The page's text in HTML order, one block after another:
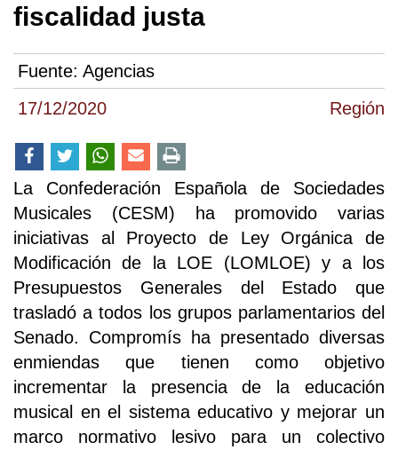
17/12/2020 Región
fiscalidad justa
Fuente: Agencias
La Confederación Española de Sociedades
Musicales (CESM) ha promovido varias
iniciativas al Proyecto de Ley Orgánica de
Modificación de la LOE (LOMLOE) y a los
Presupuestos Generales del Estado que
trasladó a todos los grupos parlamentarios del
Senado. Compromís ha presentado diversas
enmiendas que tienen como objetivo
incrementar la presencia de la educación
musical en el sistema educativo y mejorar un
marco normativo lesivo para un colectivo